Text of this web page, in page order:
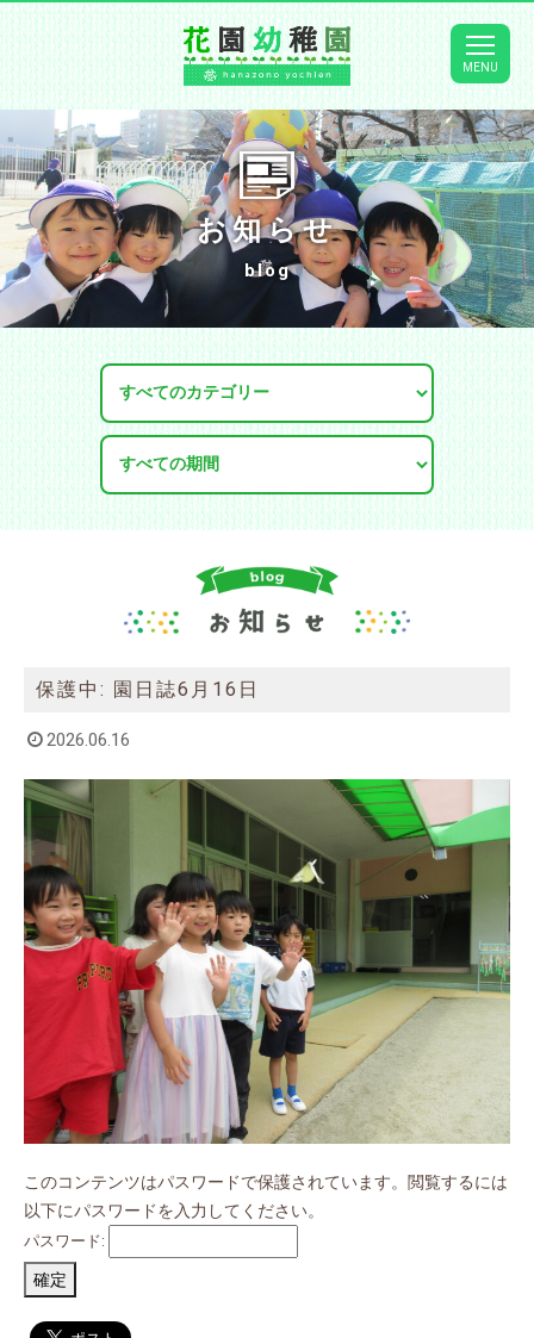
お知らせ
blog
保護中: 園日誌6月16日
2026.06.16
このコンテンツはパスワードで保護されています。閲覧するには
以下にパスワードを入力してください。
パスワード: